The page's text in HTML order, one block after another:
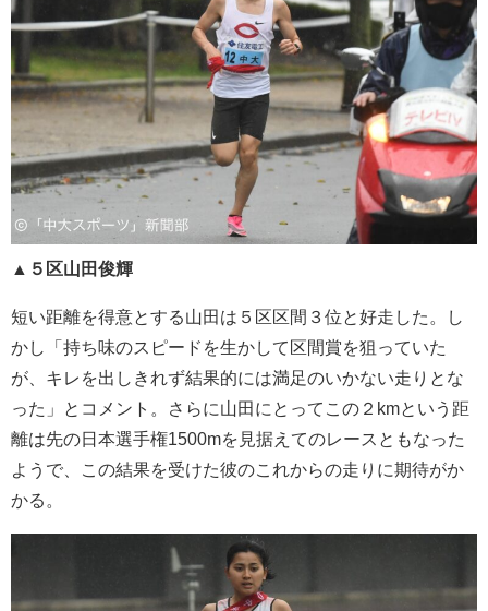
▲５区山田俊輝
短い距離を得意とする山田は５区区間３位と好走した。し
かし「持ち味のスピードを生かして区間賞を狙っていた
が、キレを出しきれず結果的には満足のいかない走りとな
った」とコメント。さらに山田にとってこの２kmという距
離は先の日本選手権1500mを見据えてのレースともなった
ようで、この結果を受けた彼のこれからの走りに期待がか
かる。